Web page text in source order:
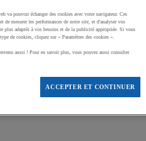
va pouvoir échanger des cookies avec votre navigateur. Ces
de mesurer les performances de notre site, et d'analyser vos
plus adaptés à vos besoins et de la publicité appropriée. Si vous
de cookies, cliquez sur « Paramètres des cookies ».
aussi ! Pour en savoir plus, vous pouvez aussi consulter
ACCEPTER ET CONTINUER